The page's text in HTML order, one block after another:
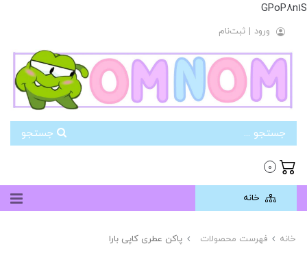
GPoP8n1S
ورود | ثبت‌نام
0
خانه
خانه فهرست محصولات پاکن عطری کاپی بارا